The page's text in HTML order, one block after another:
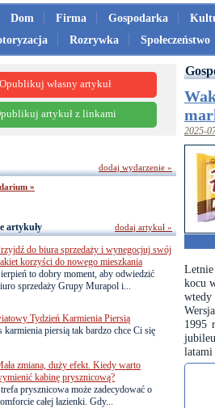
Dom Firma Gospodarka
Rozrywka Społeczeństwo
2025-
kocu
1995
latami
Opublikuj własny artykuł
artykuł z linkami
»
dodaj wydarzenie »
artykuły
do biura sprzedaży i wynegocjuj swój
korzyści do nowego mieszkania
to dobry moment, aby odwiedzić
sprzedaży Grupy Murapol i...
Tydzień Karmienia Piersią
karmienia piersią tak bardzo chce Ci się
zmiana, duży efekt. Kiedy warto
kabinę prysznicową?
prysznicowa może zadecydować o
całej łazienki. Gdy...
dodaj artykuł »